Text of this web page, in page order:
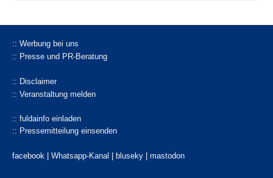
:: Werbung bei uns
:: Presse und PR-Beratung
:: Disclaimer
:: Veranstaltung melden
:: fuldainfo einladen
:: Pressemitteilung einsenden
facebook | Whatsapp-Kanal bluseky mastodon